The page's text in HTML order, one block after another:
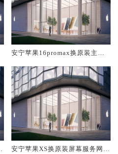
安宁苹果16promax换原装主板
安宁苹果XS换原装屏幕服务网点